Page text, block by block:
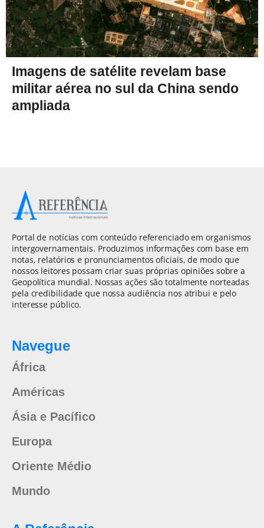
Imagens de satélite revelam base
militar aérea no sul da China sendo
ampliada
Portal de notícias com conteúdo referenciado em organismos
intergovernamentais. Produzimos informações com base em
notas, relatórios e pronunciamentos oficiais, de modo que
nossos leitores possam criar suas próprias opiniões sobre a
Geopolítica mundial. Nossas ações são totalmente norteadas
pela credibilidade que nossa audiência nos atribui e pelo
interesse público.
Navegue
África
Américas
Ásia e Pacífico
Europa
Oriente Médio
Mundo